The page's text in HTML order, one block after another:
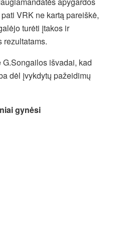
VRK ne kartą pareiškė,
turėti įtakos ir
rezultatams.
išvadai, kad
dėl įvykdytų pažeidimų
gynėsi